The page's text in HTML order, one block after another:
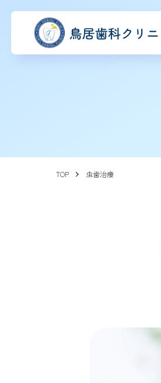
TOP 虫歯治療